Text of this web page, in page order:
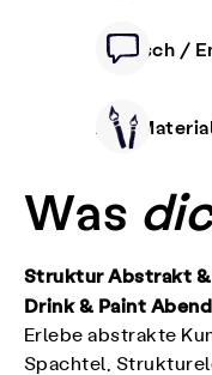
Deutsch /
Alle
Was
Struktur Abstrakt
Drink & Paint
Erlebe abstrakte
Spachtel,